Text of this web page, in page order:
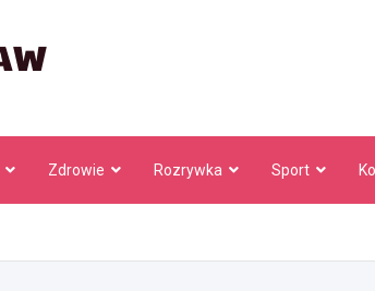
Zdrowie Rozrywka Sport